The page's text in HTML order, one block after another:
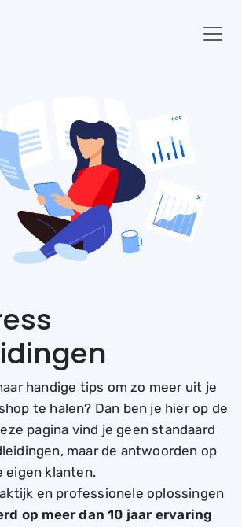
handige tips om zo meer uit je
te halen? Dan ben je hier op de
pagina vind je geen standaard
maar de antwoorden op
eigen klanten.
en professionele oplossingen
op meer dan 10 jaar ervaring